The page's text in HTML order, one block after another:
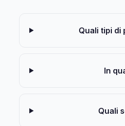
Quali tipi di
In
Quali